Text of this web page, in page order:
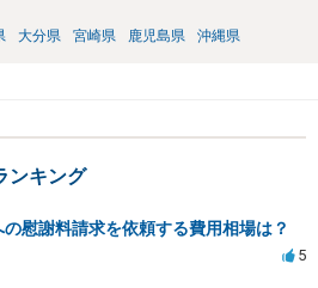
大分県 宮崎県 鹿児島県 沖縄県
ンキング
慰謝料請求を依頼する費用相場は？
5